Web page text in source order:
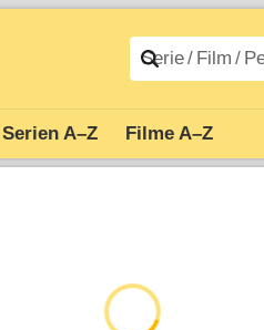
Serien A–Z Filme A–Z